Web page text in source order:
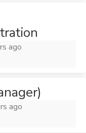
ago
ago